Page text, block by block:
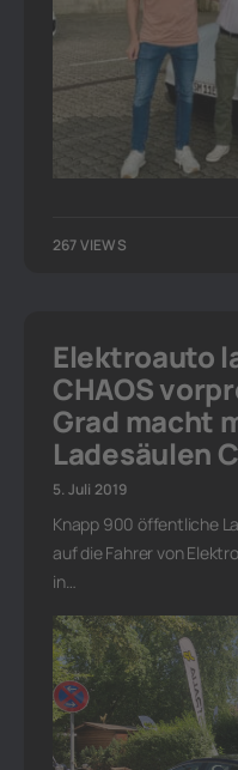
267 VIEWS
Elektroauto
CHAOS
Grad macht
Ladesäulen
5. Juli 2019
Knapp 900 öffentliche
auf die Fahrer von
in…